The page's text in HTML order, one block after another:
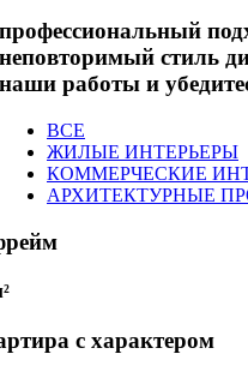
профессиональный
неповторимый стиль
наши работы и
ВСЕ
ЖИЛЫЕ ИНТЕРЬЕРЫ
КОММЕРЧЕСКИЕ
АРХИТЕКТУРНЫЕ
с характером